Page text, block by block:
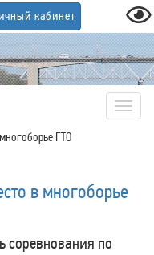
кабинет
ГТО
в многоборье
соревнования по